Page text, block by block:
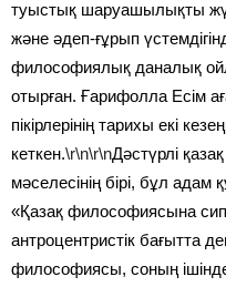
туыстық шаруашылықты
және әдеп-ғұрып
философиялық даналық
отырған. Ғарифолла Есім
пікірлерінің тарихы екі
кеткен.\r\n\r\nДәстүрлі
мәселесінің бірі, бұл
«Қазақ философиясына
антроцентристік бағытта
философиясы, соның